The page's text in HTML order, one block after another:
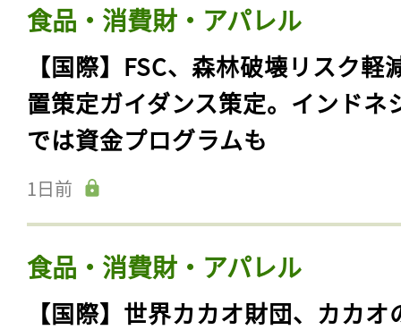
食品・消費財・アパレル
【国際】FSC、森林破壊リスク軽
置策定ガイダンス策定。インドネ
では資金プログラムも
1日前
食品・消費財・アパレル
【国際】世界カカオ財団、カカオ